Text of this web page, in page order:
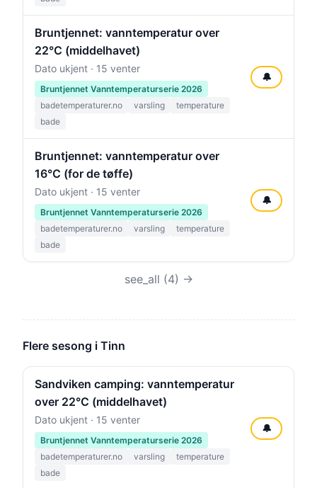
Bruntjennet: vanntemperatur over
22°C (middelhavet)
Dato ukjent · 15 venter
Bruntjennet Vanntemperaturserie 2026
badetemperaturer.no
varsling
temperature
bade
🔔
Bruntjennet: vanntemperatur over
16°C (for de tøffe)
Dato ukjent · 15 venter
Bruntjennet Vanntemperaturserie 2026
badetemperaturer.no
varsling
temperature
bade
🔔
see_all (4) →
Flere sesong i Tinn
Sandviken camping: vanntemperatur
over 22°C (middelhavet)
Dato ukjent · 15 venter
Bruntjennet Vanntemperaturserie 2026
badetemperaturer.no
varsling
temperature
bade
🔔